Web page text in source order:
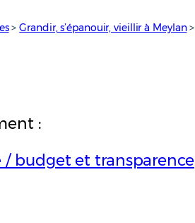
> Grandir, s’épanouir, vieillir à Meylan >
:
/ budget et transparence